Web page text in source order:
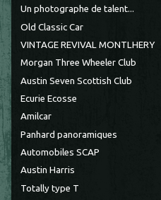
Un photographe de talent...
Old Classic Car
VINTAGE REVIVAL MONTLHERY
Morgan Three Wheeler Club
Austin Seven Scottish Club
Ecurie Ecosse
Amilcar
Panhard panoramiques
Automobiles SCAP
Austin Harris
Totally type T